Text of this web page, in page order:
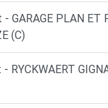
GARAGE PLAN ET
(C)
RYCKWAERT